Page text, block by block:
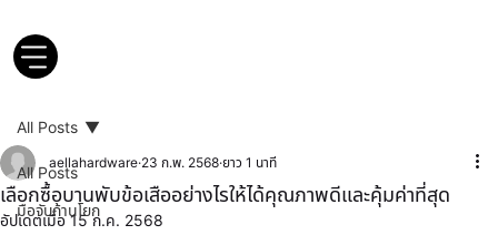
All Posts
มือจับก้านโยก
All Posts
เลือกซื้อบานพับข้อเสืออย่างไรให้ได้คุณภาพดีและคุ้มค่าที่สุด
aellahardware 23 ก.พ. 2568 ยาว 1 นาที
อัปเดตเมื่อ15 ก.ค. 2568